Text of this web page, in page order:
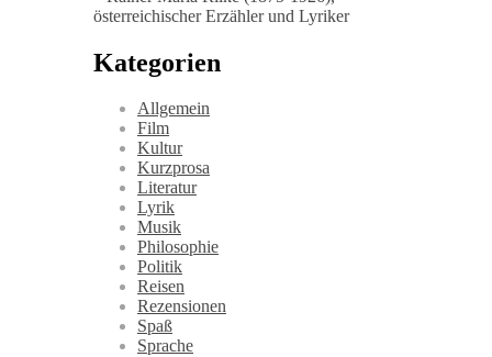
österreichischer Erzähler und Lyriker
Kategorien
Allgemein
Film
Kultur
Kurzprosa
Literatur
Lyrik
Musik
Philosophie
Politik
Reisen
Rezensionen
Spaß
Sprache